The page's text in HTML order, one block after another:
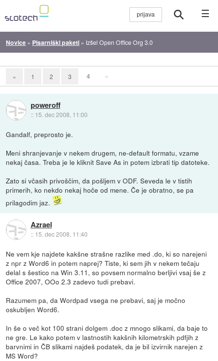
☰
Novice » Pisarniški paketi » Izšel Open Office Org 3.0
« 1 2 3 4 »
poweroff
:: 15. dec 2008, 11:00
Gandalf, preprosto je.
Meni shranjevanje v nekem drugem, ne-default formatu, vzame
nekaj časa. Treba je le kliknit Save As in potem izbrati tip datoteke.
Zato si včasih privoščim, da pošljem v ODF. Seveda le v tistih
primerih, ko nekdo nekaj hoče od mene. Če je obratno, se pa
prilagodim jaz.
Azrael
:: 15. dec 2008, 11:40
Ne vem kje najdete kakšne strašne razlike med .do, ki so narejeni
z npr z Word6 in potem naprej? Tiste, ki sem jih v nekem tečaju
delal s šestico na Win 3.11, so povsem normalno berljivi vsaj še z
Office 2007, OOo 2.3 zadevo tudi prebavi.
Razumem pa, da Wordpad vsega ne prebavi, saj je močno
oskubljen Word6.
In še o več kot 100 strani dolgem .doc z mnogo slikami, da baje to
ne gre. Le kako potem v lastnostih kakšnih kilometrskih pdfjih z
barvnimi in ČB slikami najdeš podatek, da je bil izvirnik narejen z
MS Word?